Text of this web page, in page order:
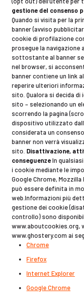
gestione del consenso
Quando si visita per la
banner (avviso
cookie di profilazione
prosegue la navigazione
sottostante al banner
nel browser, si
banner contiene un link
reperire ulteriori
sito. Qualora si decida di
sito – selezionando un
scorrendo la pagina
dispositivo utilizzato
considerata un
banner non verrà
sito. Disattivazione,
conseguenzeIn
i cookie mediante le
Google Chrome,
può essere definita in
web.Informazioni più
gestione dei cookie
controllo) sono
www.aboutcookies.org,
www.ghostery.com ai
Chrome
Firefox
Internet Explorer
Google Chrome